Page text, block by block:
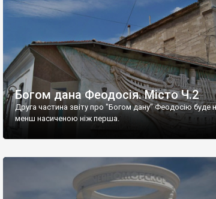
Богом дана Феодосія. Місто Ч.2
Друга частина звіту про "Богом дану" Феодосію буде
менш насиченою ніж перша.